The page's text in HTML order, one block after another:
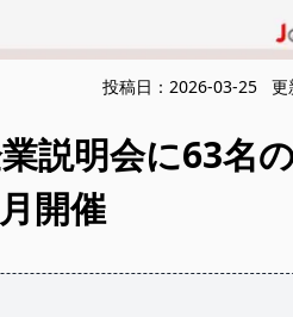
投稿日： 2026-03-25 更
説明会に63名
開催